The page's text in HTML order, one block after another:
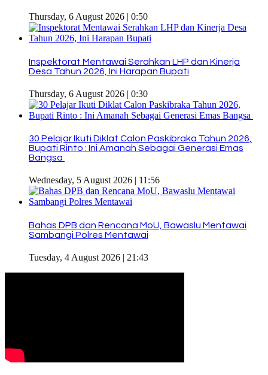
Thursday, 6 August 2026 | 0:50
Inspektorat Mentawai Serahkan LHP dan Kinerja
Desa Tahun 2026, Ini Harapan Bupati
Thursday, 6 August 2026 | 0:30
30 Pelajar Ikuti Diklat Calon Paskibraka Tahun 2026,
Bupati Rinto : Ini Amanah Sebagai Generasi Emas
Bangsa
Wednesday, 5 August 2026 | 11:56
Bahas DPB dan Rencana MoU, Bawaslu Mentawai
Sambangi Polres Mentawai
Tuesday, 4 August 2026 | 21:43